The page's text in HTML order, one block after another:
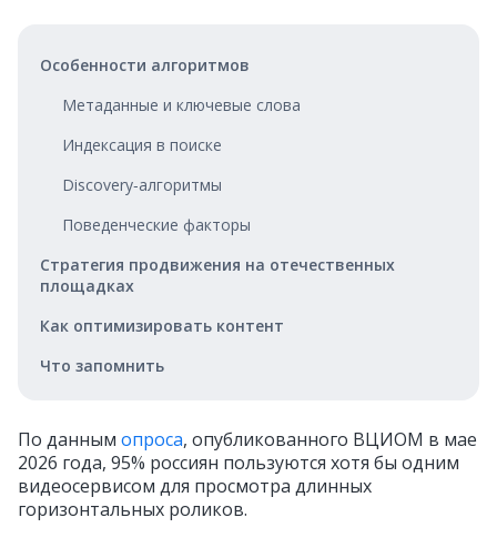
Особенности алгоритмов
Метаданные и ключевые слова
Индексация в поиске
Discovery‑алгоритмы
Поведенческие факторы
Стратегия продвижения на отечественных
площадках
Как оптимизировать контент
Что запомнить
По данным опроса, опубликованного ВЦИОМ в мае
2026 года, 95% россиян пользуются хотя бы одним
видеосервисом для просмотра длинных
горизонтальных роликов.